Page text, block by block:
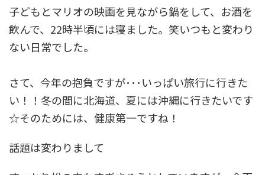
子どもとマリオの映画を見ながら鍋をして、お酒を
飲んで、22時半頃には寝ました。笑いつもと変わり
ない日常でした。
さて、今年の抱負ですが･･･いっぱい旅行に行きた
い！！冬の間に北海道、夏には沖縄に行きたいです
☆そのためには、健康第一ですね！
話題は変わりまして